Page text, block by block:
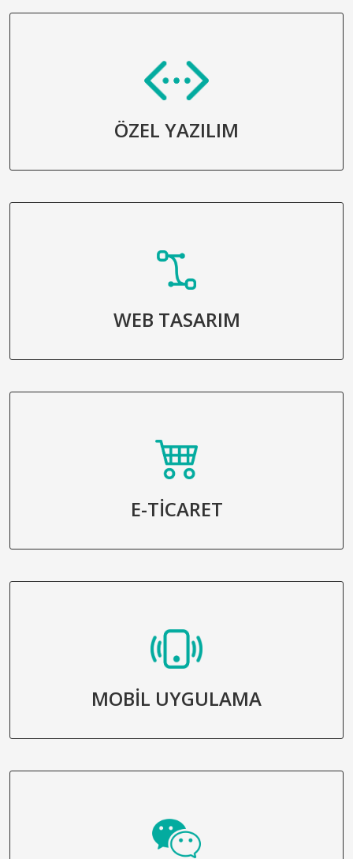
ÖZEL YAZILIM
WEB TASARIM
E-TİCARET
MOBİL UYGULAMA